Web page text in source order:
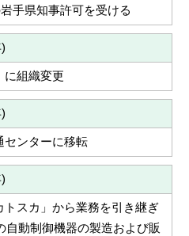
手県知事許可を受ける
に組織変更
センターに移転
トスカ」から業務を引き継ぎ
自動制御機器の製造および販